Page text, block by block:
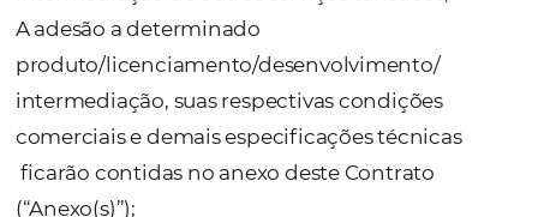
A NIARA é uma empresa voltada a atender o
mercado de turismo com disponibilização
licenciamento temporário de soluções em
tecnologia decorrente doSoftware Niara
realização de desenvolvimentos para